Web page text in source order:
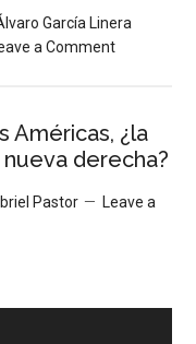
García Linera
a Comment
Américas, ¿la
derecha?
Pastor
Leave a